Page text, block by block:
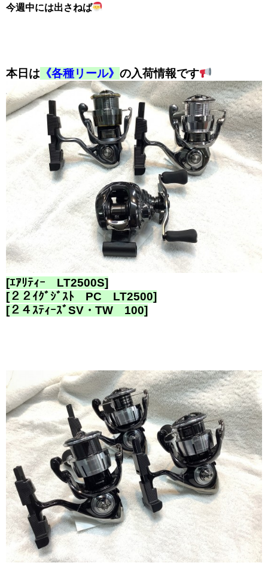
今週中には出さねば
本日は 《各種リール》 の入荷情報です
[ｴｱﾘﾃｨｰ LT2500S]
[２２ｲｸﾞｼﾞｽﾄ PC LT2500]
[２４ｽﾃｨｰｽﾞSV・TW 100]